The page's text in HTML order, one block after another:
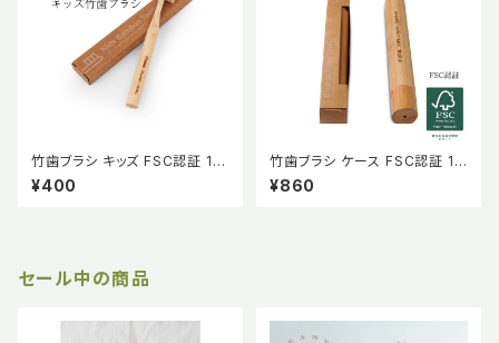
竹歯ブラシ キッズ FSC認証 10
0% オーガニック【mana. ORG
ANIC LIVING】
¥400
竹歯ブラシ ケース FSC認証 10
0% オーガニック 【mana.ORG
ANIC LIVING】 歯ブラシケース
¥860
セール中の商品